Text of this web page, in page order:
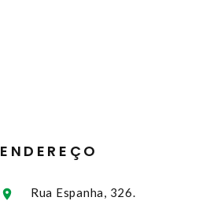
ENDEREÇO
Rua Espanha, 326.